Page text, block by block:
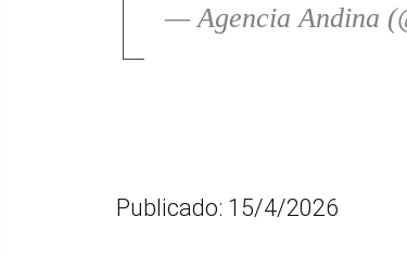
— Agencia Andina
Publicado: 15/4/2026